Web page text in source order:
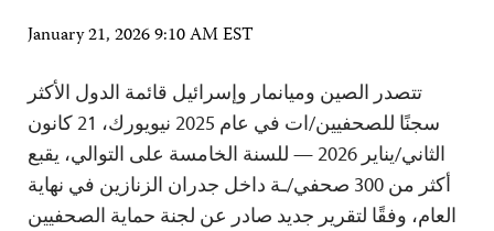
January 21, 2026 9:10 AM EST
تتصدر الصين وميانمار وإسرائيل قائمة الدول الأكثر
سجنًا للصحفيين/ات في عام 2025 نيويورك، 21 كانون
الثاني/يناير 2026 — للسنة الخامسة على التوالي، يقبع
أكثر من 300 صحفي/ـة داخل جدران الزنازين في نهاية
العام، وفقًا لتقرير جديد صادر عن لجنة حماية الصحفيين